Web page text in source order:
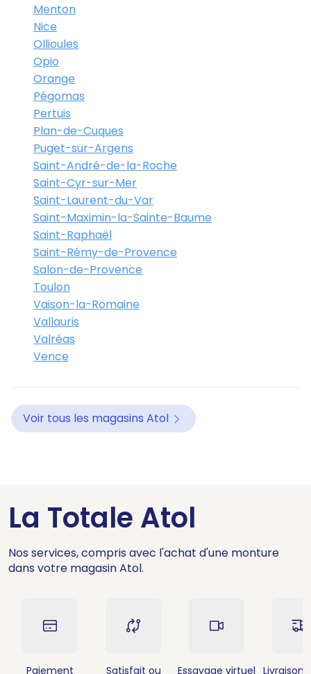
Menton
Nice
Ollioules
Opio
Orange
Pégomas
Pertuis
Plan-de-Cuques
Puget-sur-Argens
Saint-André-de-la-Roche
Saint-Cyr-sur-Mer
Saint-Laurent-du-Var
Saint-Maximin-la-Sainte-Baume
Saint-Raphaël
Saint-Rémy-de-Provence
Salon-de-Provence
Toulon
Vaison-la-Romaine
Vallauris
Valréas
Vence
Voir tous les magasins Atol
La Totale Atol
Nos services, compris avec l'achat d'une monture
dans votre magasin Atol.
Paiement
Satisfait ou
Essayage virtuel Livraison